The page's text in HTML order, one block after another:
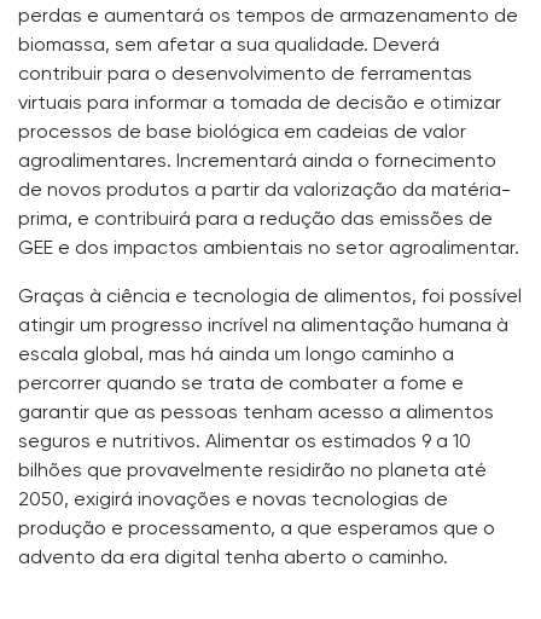
perdas e aumentará os tempos de armazenamento de
biomassa, sem afetar a sua qualidade. Deverá
contribuir para o desenvolvimento de ferramentas
virtuais para informar a tomada de decisão e otimizar
processos de base biológica em cadeias de valor
agroalimentares. Incrementará ainda o fornecimento
de novos produtos a partir da valorização da matéria-
prima, e contribuirá para a redução das emissões de
GEE e dos impactos ambientais no setor agroalimentar.
Graças à ciência e tecnologia de alimentos, foi possível
atingir um progresso incrível na alimentação humana à
escala global, mas há ainda um longo caminho a
percorrer quando se trata de combater a fome e
garantir que as pessoas tenham acesso a alimentos
seguros e nutritivos. Alimentar os estimados 9 a 10
bilhões que provavelmente residirão no planeta até
2050, exigirá inovações e novas tecnologias de
produção e processamento, a que esperamos que o
advento da era digital tenha aberto o caminho.